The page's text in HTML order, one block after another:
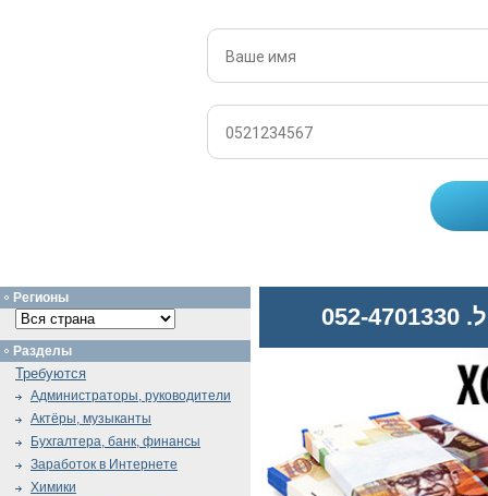
Регионы
Разделы
Требуются
Администраторы, руководители
Актёры, музыканты
Бухгалтера, банк, финансы
Заработок в Интернете
Химики